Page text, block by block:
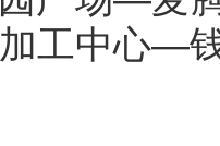
工中心—